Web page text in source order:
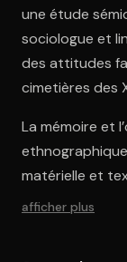
une étude
sociologue et
des attitudes
cimetières des
La mémoire et
matérielle et
afficher plus